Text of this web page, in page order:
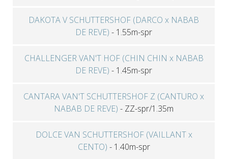
DAKOTA V SCHUTTERSHOF (DARCO x NABAB
DE REVE) - 1.55m-spr
CHALLENGER VAN'T HOF (CHIN CHIN x NABAB
DE REVE) - 1.45m-spr
CANTARA VAN'T SCHUTTERSHOF Z (CANTURO x
NABAB DE REVE) - ZZ-spr/1.35m
DOLCE VAN SCHUTTERSHOF (VAILLANT x
CENTO) - 1.40m-spr